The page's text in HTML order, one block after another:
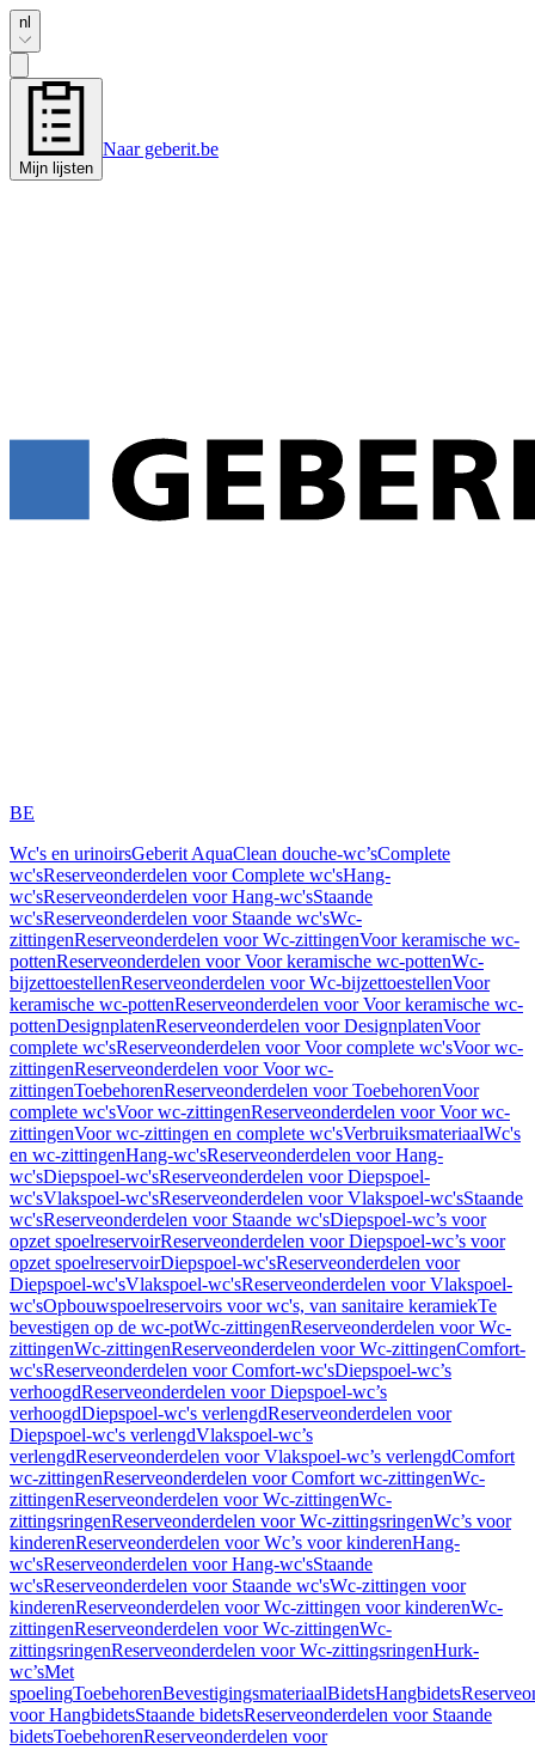
nl
Mijn lijsten
Naar geberit.be
BE
Wc's en urinoirsGeberit AquaClean douche-wc’sComplete
wc'sReserveonderdelen voor Complete wc'sHang-
wc'sReserveonderdelen voor Hang-wc'sStaande
wc'sReserveonderdelen voor Staande wc'sWc-
zittingenReserveonderdelen voor Wc-zittingenVoor keramische wc-
pottenReserveonderdelen voor Voor keramische wc-pottenWc-
bijzettoestellenReserveonderdelen voor Wc-bijzettoestellenVoor
keramische wc-pottenReserveonderdelen voor Voor keramische wc-
pottenDesignplatenReserveonderdelen voor DesignplatenVoor
complete wc'sReserveonderdelen voor Voor complete wc'sVoor wc-
zittingenReserveonderdelen voor Voor wc-
zittingenToebehorenReserveonderdelen voor ToebehorenVoor
complete wc'sVoor wc-zittingenReserveonderdelen voor Voor wc-
zittingenVoor wc-zittingen en complete wc'sVerbruiksmateriaalWc's
en wc-zittingenHang-wc'sReserveonderdelen voor Hang-
wc'sDiepspoel-wc'sReserveonderdelen voor Diepspoel-
wc'sVlakspoel-wc'sReserveonderdelen voor Vlakspoel-wc'sStaande
wc'sReserveonderdelen voor Staande wc'sDiepspoel-wc’s voor
opzet spoelreservoirReserveonderdelen voor Diepspoel-wc’s voor
opzet spoelreservoirDiepspoel-wc'sReserveonderdelen voor
Diepspoel-wc'sVlakspoel-wc'sReserveonderdelen voor Vlakspoel-
wc'sOpbouwspoelreservoirs voor wc's, van sanitaire keramiekTe
bevestigen op de wc-potWc-zittingenReserveonderdelen voor Wc-
zittingenWc-zittingenReserveonderdelen voor Wc-zittingenComfort-
wc'sReserveonderdelen voor Comfort-wc'sDiepspoel-wc’s
verhoogdReserveonderdelen voor Diepspoel-wc’s
verhoogdDiepspoel-wc's verlengdReserveonderdelen voor
Diepspoel-wc's verlengdVlakspoel-wc’s
verlengdReserveonderdelen voor Vlakspoel-wc’s verlengdComfort
wc-zittingenReserveonderdelen voor Comfort wc-zittingenWc-
zittingenReserveonderdelen voor Wc-zittingenWc-
zittingsringenReserveonderdelen voor Wc-zittingsringenWc’s voor
kinderenReserveonderdelen voor Wc’s voor kinderenHang-
wc'sReserveonderdelen voor Hang-wc'sStaande
wc'sReserveonderdelen voor Staande wc'sWc-zittingen voor
kinderenReserveonderdelen voor Wc-zittingen voor kinderenWc-
zittingenReserveonderdelen voor Wc-zittingenWc-
zittingsringenReserveonderdelen voor Wc-zittingsringenHurk-
wc’sMet
spoelingToebehorenBevestigingsmateriaalBidetsHangbidets
voor HangbidetsStaande bidetsReserveonderdelen voor Staande
bidetsToebehorenReserveonderdelen voor